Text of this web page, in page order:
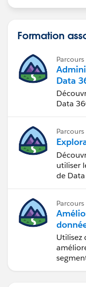
Formation
Parcours
Data
Data
Parcours
utiliser
de
Parcours
Utilisez